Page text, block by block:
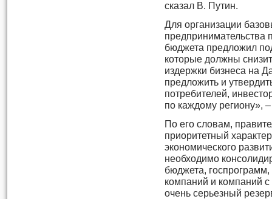
сказал В. Путин.
Для организации
предпринимательства
бюджета предложил
которые должны
издержки бизнеса на
предложить и
потребителей,
по каждому региону»,
По его словам,
приоритетный
экономического
необходимо
бюджета,
компаний и компаний
очень серьезный